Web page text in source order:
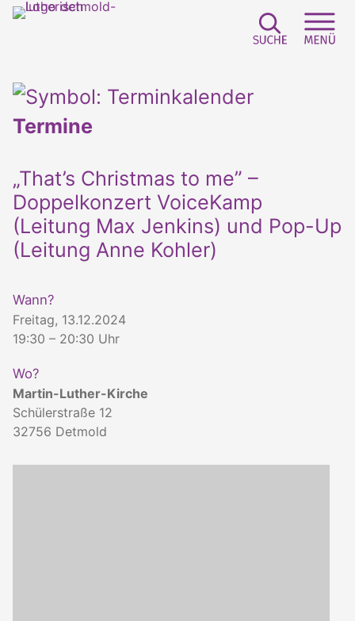
Termine
„That’s Christmas to me” –
Doppelkonzert VoiceKamp
(Leitung Max Jenkins) und Pop-Up
(Leitung Anne Kohler)
Wann?
Freitag, 13.12.2024
19:30 – 20:30 Uhr
Wo?
Martin-Luther-Kirche
Schülerstraße 12
32756 Detmold